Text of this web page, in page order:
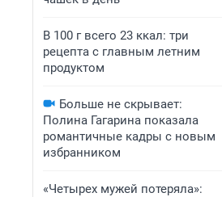
В 100 г всего 23 ккал: три
рецепта с главным летним
продуктом
Больше не скрывает:
Полина Гагарина показала
романтичные кадры с новым
избранником
«Четырех мужей потеряла»: